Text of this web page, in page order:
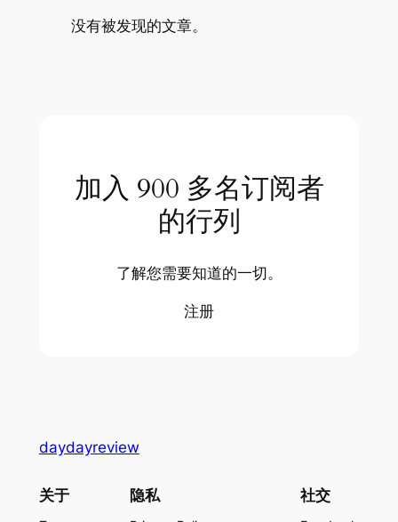
没有被发现的文章。
加入 900 多名订阅者
的行列
了解您需要知道的一切。
注册
daydayreview
关于 隐私 社交